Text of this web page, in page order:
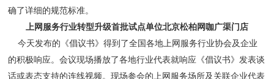
确了详细的规范标准。
上网服务行业转型升级首批试点单位北京松柏网咖广渠门店
今天发布的《倡议书》得到了全国各地上网服务行业协会及企业
的积极响应。会议现场播放了各地行业代表就响应《倡议书》发表谈
话或表态支持的连线视频。现场参会的上网服务场所及关联企业代表